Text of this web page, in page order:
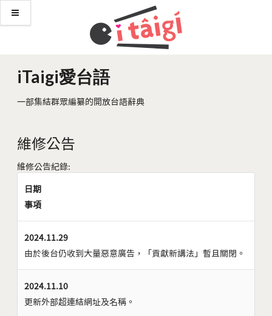
iTaigi愛台語
一部集結群眾編纂的開放台語辭典
維修公告
維修公告紀錄:
日期
事項
2024.11.29
由於後台仍收到大量惡意廣告，「貢獻新講法」暫且關閉。
2024.11.10
更新外部超連結網址及名稱。